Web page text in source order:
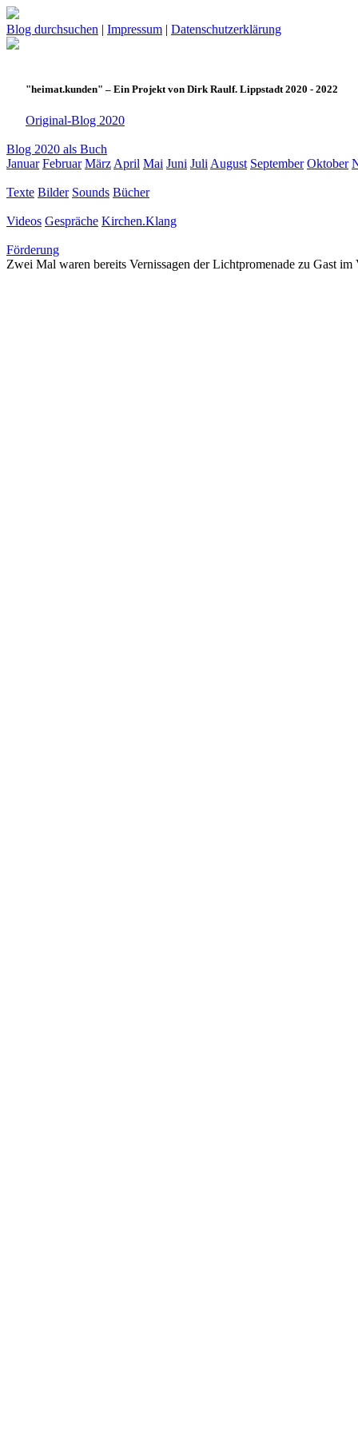
Blog durchsuchen | Impressum | Datenschutzerklärung
"heimat.kunden" – Ein Projekt von Dirk Raulf. Lippstadt 2020 - 2022
Original-Blog 2020
Blog 2020 als Buch
Januar Februar März April Mai Juni Juli August September Oktober
Texte Bilder Sounds Bücher
Videos Gespräche Kirchen.Klang
Förderung
Zwei Mal waren bereits Vernissagen der Lichtpromenade zu Gast